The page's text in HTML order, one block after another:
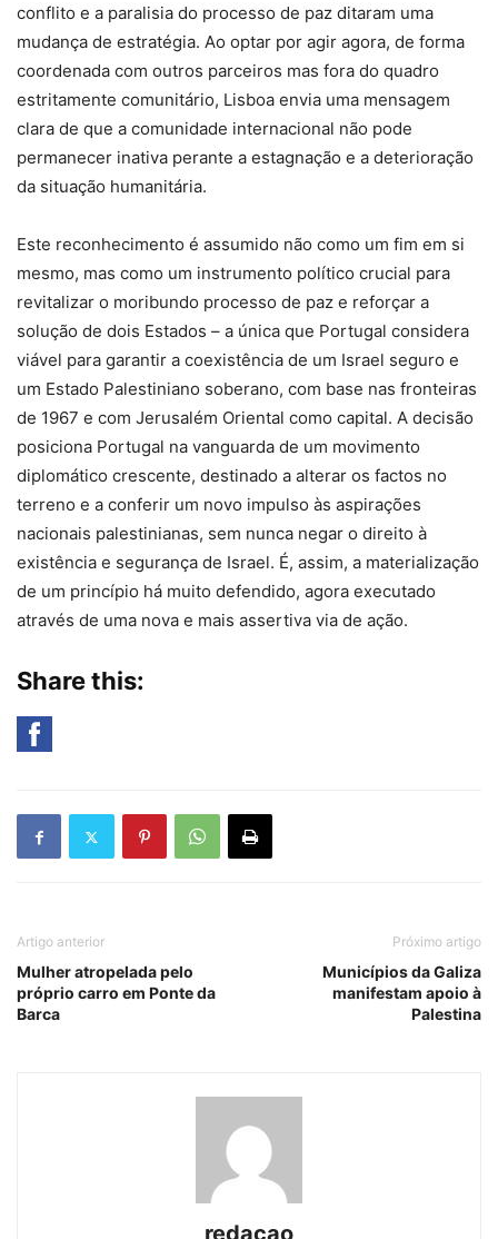
conflito e a paralisia do processo de paz ditaram uma
mudança de estratégia. Ao optar por agir agora, de forma
coordenada com outros parceiros mas fora do quadro
estritamente comunitário, Lisboa envia uma mensagem
clara de que a comunidade internacional não pode
permanecer inativa perante a estagnação e a deterioração
da situação humanitária.
Este reconhecimento é assumido não como um fim em si
mesmo, mas como um instrumento político crucial para
revitalizar o moribundo processo de paz e reforçar a
solução de dois Estados – a única que Portugal considera
viável para garantir a coexistência de um Israel seguro e
um Estado Palestiniano soberano, com base nas fronteiras
de 1967 e com Jerusalém Oriental como capital. A decisão
posiciona Portugal na vanguarda de um movimento
diplomático crescente, destinado a alterar os factos no
terreno e a conferir um novo impulso às aspirações
nacionais palestinianas, sem nunca negar o direito à
existência e segurança de Israel. É, assim, a materialização
de um princípio há muito defendido, agora executado
através de uma nova e mais assertiva via de ação.
Share this:
Artigo anterior
Mulher atropelada pelo
próprio carro em Ponte da
Barca
Próximo artigo
Municípios da Galiza
manifestam apoio à
Palestina